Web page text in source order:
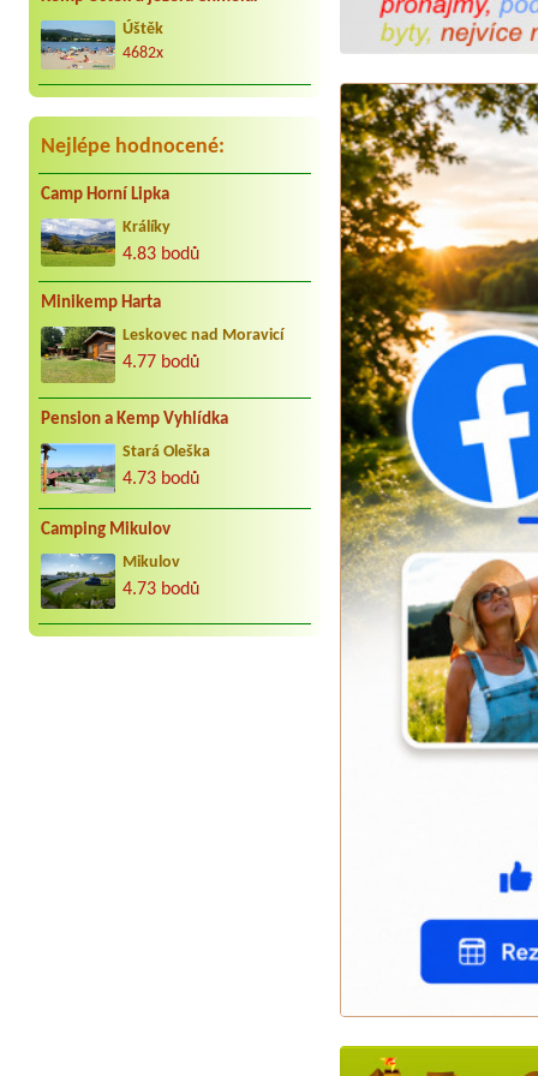
Úštěk
4682x
Nejlépe hodnocené:
Camp Horní Lipka
Králíky
4.83 bodů
Minikemp Harta
Leskovec nad Moravicí
4.77 bodů
Pension a Kemp Vyhlídka
Stará Oleška
4.73 bodů
Camping Mikulov
Mikulov
4.73 bodů